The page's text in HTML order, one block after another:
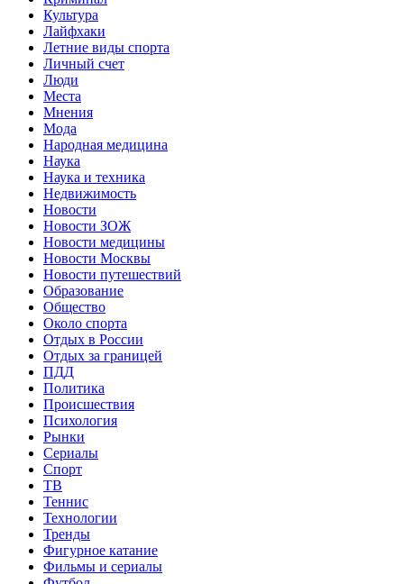
Культура
Лайфхаки
Летние виды спорта
Личный счет
Люди
Места
Мнения
Мода
Народная медицина
Наука
Наука и техника
Недвижимость
Новости
Новости ЗОЖ
Новости медицины
Новости Москвы
Новости путешествий
Образование
Общество
Около спорта
Отдых в России
Отдых за границей
ПДД
Политика
Происшествия
Психология
Рынки
Сериалы
Спорт
ТВ
Теннис
Технологии
Тренды
Фигурное катание
Фильмы и сериалы